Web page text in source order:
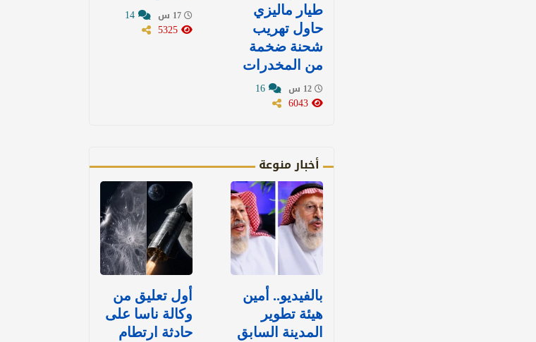
طيار ماليزي
حاول تهريب
شحنة ضخمة
من المخدرات
أخبار منوعة
بالفيديو.. أمين
هيئة تطوير
المدينة السابق
أول تعليق من
وكالة ناسا على
حادثة ارتطام